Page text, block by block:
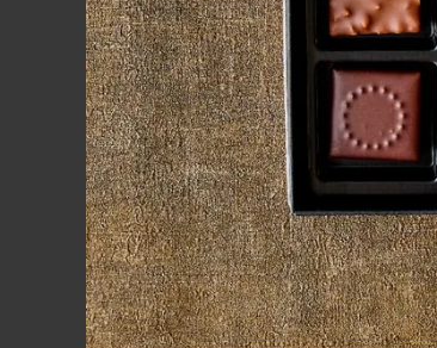
価格から探す
卸売り販売
インフォメーション